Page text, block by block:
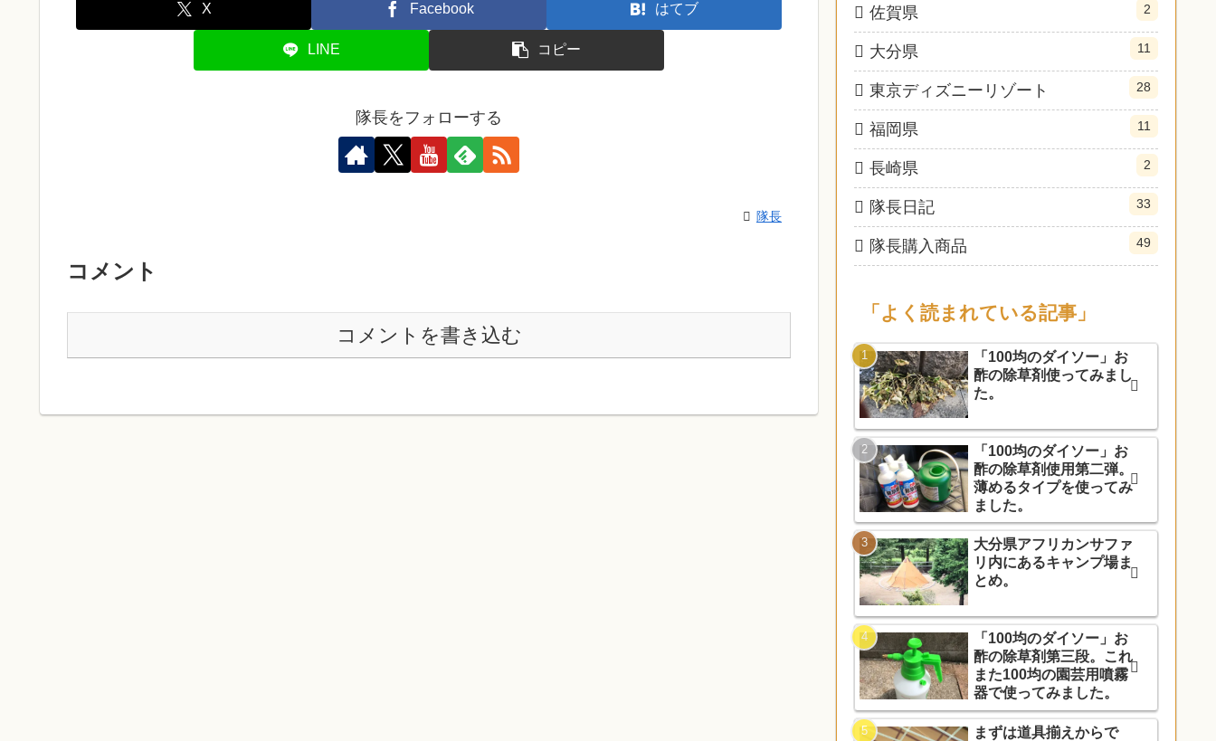
X Facebook はてブ
LINE コピー
隊長をフォローする
隊長
コメント
コメントを書き込む
佐賀県 2
大分県 11
東京ディズニーリゾート 28
福岡県 11
長崎県 2
隊長日記 33
隊長購入商品 49
「よく読まれている記事」
「100均のダイソー」お
酢の除草剤使ってみまし
た。
「100均のダイソー」お
酢の除草剤使用第二弾。
薄めるタイプを使ってみ
ました。
大分県アフリカンサファ
リ内にあるキャンプ場ま
とめ。
「100均のダイソー」お
酢の除草剤第三段。これ
また100均の園芸用噴霧
器で使ってみました。
まずは道具揃えからで